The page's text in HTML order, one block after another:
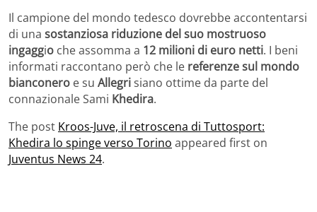
Il campione del mondo tedesco dovrebbe accontentarsi
di una sostanziosa riduzione del suo mostruoso
ingaggio che assomma a 12 milioni di euro netti. I beni
informati raccontano però che le referenze sul mondo
bianconero e su Allegrisiano ottime da parte del
connazionale Sami Khedira.
The post Kroos-Juve, il retroscena di Tuttosport:
Khedira lo spinge verso Torino appeared first on
Juventus News 24.